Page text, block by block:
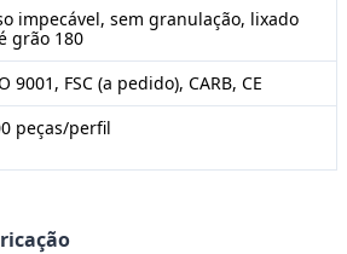
impecável, sem granulação, lixado
grão 180
9001, FSC (a pedido), CARB, CE
peças/perfil